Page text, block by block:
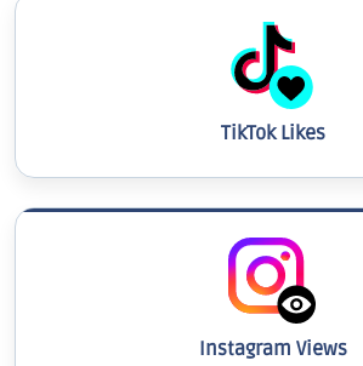
TikTok Likes
Instagram Views